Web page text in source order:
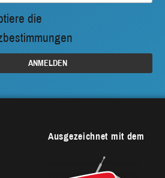
die
Ausgezeichnet mit dem